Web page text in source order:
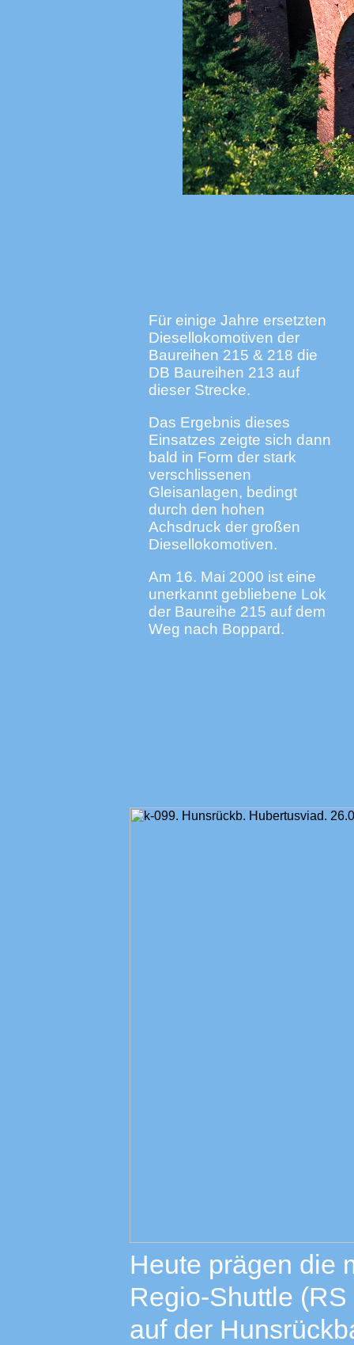
Für einige Jahre ersetzten
Diesellokomotiven der
Baureihen 215 & 218 die
DB Baureihen 213 auf
dieser Strecke.
Das Ergebnis dieses
Einsatzes zeigte sich dann
bald in Form der stark
verschlissenen
Gleisanlagen, bedingt
durch den hohen
Achsdruck der großen
Diesellokomotiven.
Am 16. Mai 2000 ist eine
unerkannt gebliebene Lok
der Baureihe 215 auf dem
Weg nach Boppard.
Heute prägen die
Regio-Shuttle
auf der